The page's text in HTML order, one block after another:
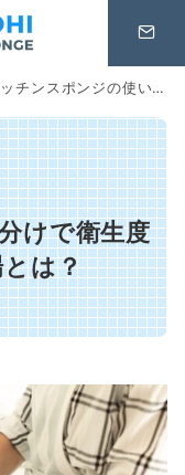
スポンジの使い分けで衛生度UP！プロが教える置き場とは？
けで衛生度
は？